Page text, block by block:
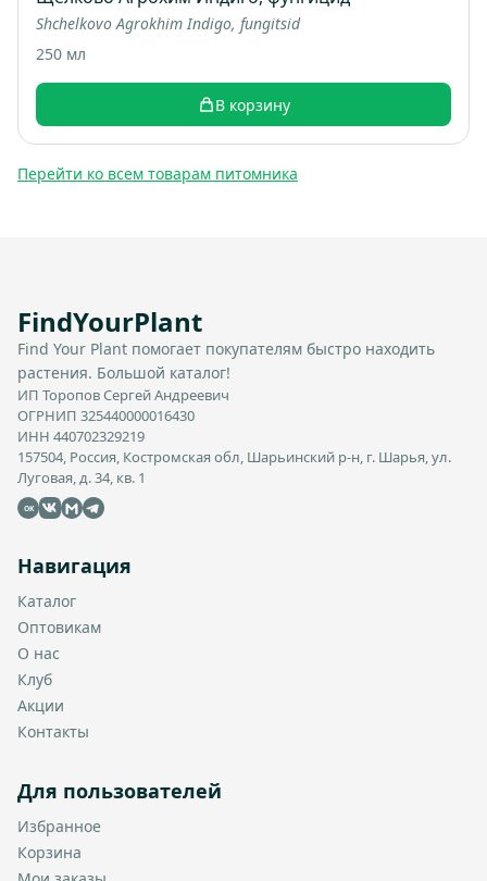
Shchelkovo Agrokhim Indigo, fungitsid
250 мл
В корзину
Перейти ко всем товарам питомника
FindYourPlant
Find Your Plant помогает покупателям быстро находить
растения. Большой каталог!
ИП Торопов Сергей Андреевич
ОГРНИП 325440000016430
ИНН 440702329219
157504, Россия, Костромская обл, Шарьинский р-н, г. Шарья, ул.
Луговая, д. 34, кв. 1
OK
Навигация
Каталог
Оптовикам
О нас
Клуб
Акции
Контакты
Для пользователей
Избранное
Корзина